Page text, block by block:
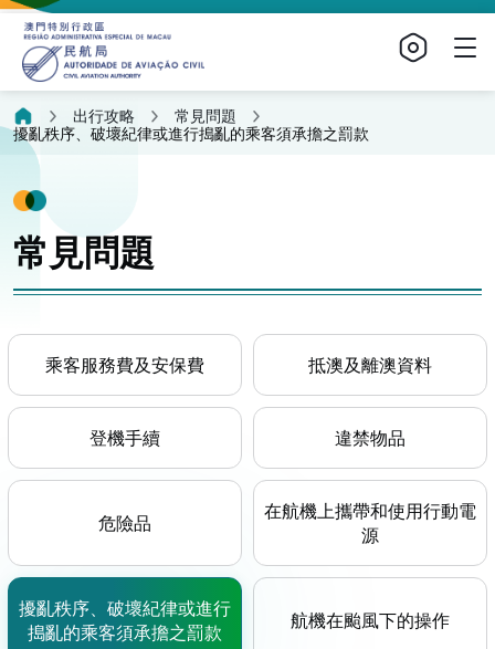
出行攻略
常見問題
擾亂秩序、破壞紀律或進行搗亂的乘客須承擔之罰款
常見問題
乘客服務費及安保費 抵澳及離澳資料
登機手續 違禁物品
危險品
在航機上攜帶和使用行動電
源
擾亂秩序、破壞紀律或進行
搗亂的乘客須承擔之罰款
航機在颱風下的操作